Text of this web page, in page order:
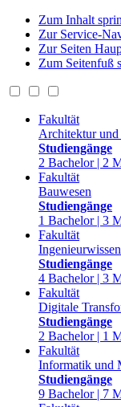
Zum Inhalt
Zur Service-
Zur Seiten
Zum Seitenfuß
Fakultät
Architektur und
Studiengänge
2 Bachelor | 2
Fakultät
Bauwesen
Studiengänge
1 Bachelor | 3
Fakultät
Studiengänge
4 Bachelor | 3
Fakultät
Digitale
Studiengänge
2 Bachelor | 1
Fakultät
Informatik und
Studiengänge
9 Bachelor | 7